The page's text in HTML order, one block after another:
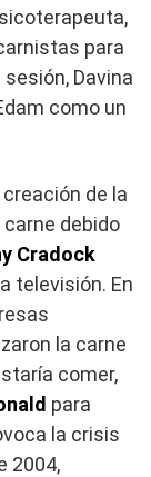
para
sesión, Davina
como un
de la
debido
Cradock
televisión. En
la carne
comer,
para
la crisis
2004,